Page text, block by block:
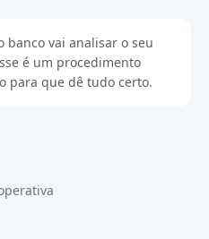
banco vai analisar o seu
é um procedimento
para que dê tudo certo.